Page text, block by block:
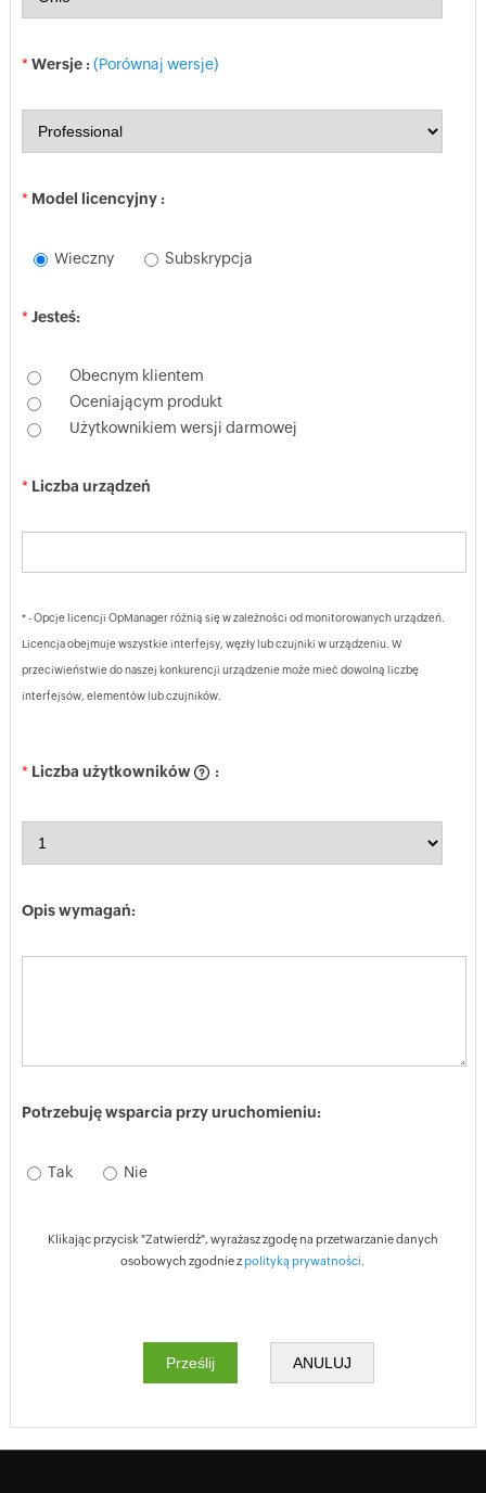
* Wersje :(Porównaj wersje)
* Model licencyjny :
Wieczny Subskrypcja
* Jesteś:
Obecnym klientem
Oceniającym produkt
Użytkownikiem wersji darmowej
* Liczba urządzeń
* - Opcje licencji OpManager różnią się w zależności od monitorowanych urządzeń.
Licencja obejmuje wszystkie interfejsy, węzły lub czujniki w urządzeniu. W
przeciwieństwie do naszej konkurencji urządzenie może mieć dowolną liczbę
interfejsów, elementów lub czujników.
* Liczba użytkowników :
Opis wymagań:
Potrzebuję wsparcia przy uruchomieniu:
Tak Nie
Klikając przycisk "Zatwierdź", wyrażasz zgodę na przetwarzanie danych
osobowych zgodnie z polityką prywatności